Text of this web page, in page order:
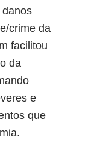
crime da
facilitou
da
e
que